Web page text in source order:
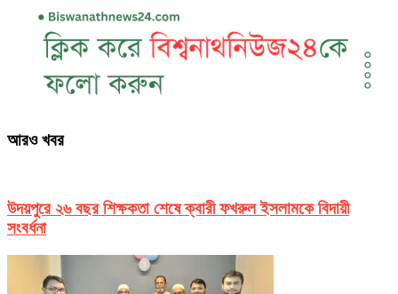
আরও খবর
উদয়পুরে ২৬ বছর শিক্ষকতা শেষে ক্বারী ফখরুল ইসলামকে বিদায়ী
সংবর্ধনা